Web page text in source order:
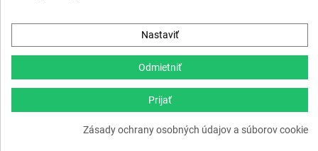
webdesign,ppc›netsuccess.sk
Nastaviť
Odmietniť
Prijať
Zásady ochrany osobných údajov a súborov cookie